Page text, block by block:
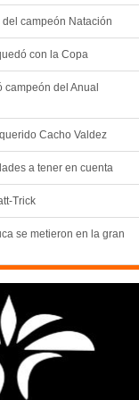
campeón Natación
con la Copa
campeón del Anual
Cacho Valdez
a tener en cuenta
Trick
se metieron en la gran